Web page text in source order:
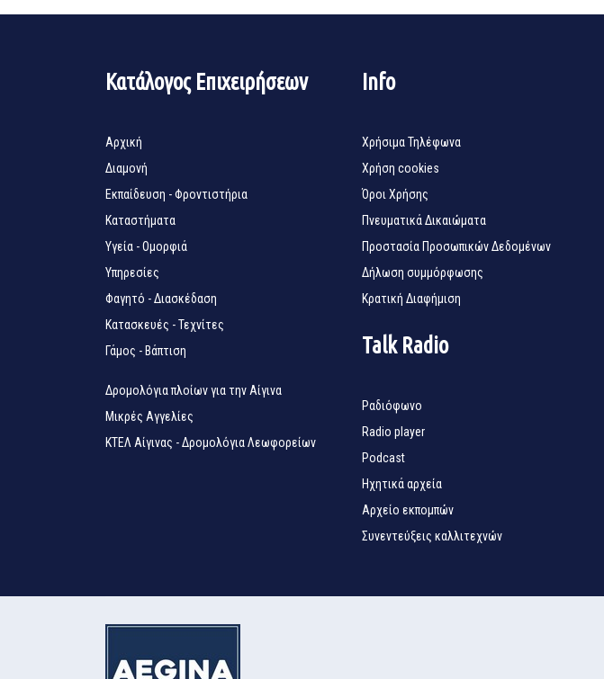
Κατάλογος Επιχειρήσεων
Αρχική
Διαμονή
Εκπαίδευση - Φροντιστήρια
Καταστήματα
Υγεία - Ομορφιά
Υπηρεσίες
Φαγητό - Διασκέδαση
Κατασκευές - Τεχνίτες
Γάμος - Βάπτιση
Δρομολόγια πλοίων για την Αίγινα
Μικρές Αγγελίες
ΚΤΕΛ Αίγινας - Δρομολόγια Λεωφορείων
Info
Χρήσιμα Τηλέφωνα
Χρήση cookies
Όροι Χρήσης
Πνευματικά Δικαιώματα
Προστασία Προσωπικών Δεδομένων
Δήλωση συμμόρφωσης
Κρατική Διαφήμιση
Talk Radio
Ραδιόφωνο
Radio player
Podcast
Ηχητικά αρχεία
Αρχείο εκπομπών
Συνεντεύξεις καλλιτεχνών